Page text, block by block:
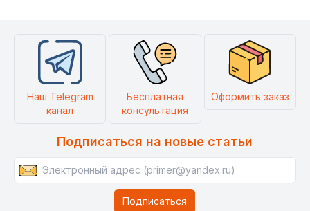
Наш Telegram
канал
Бесплатная
консультация
Оформить заказ
Подписаться на новые статьи